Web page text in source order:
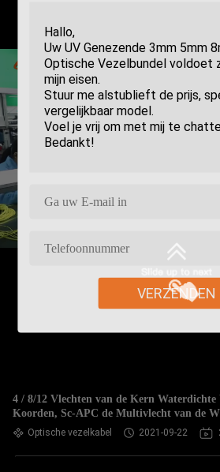
VERZENDEN
4 / 8/12 Vlechten van de Kern Waterdichte
Koorden, Sc-APC de Multivlecht van de
Optische vezelkabel 2021-09-22